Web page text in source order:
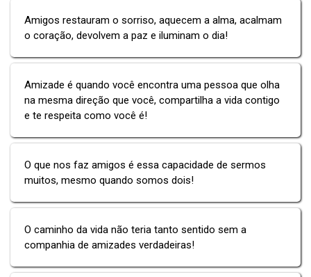
Amigos restauram o sorriso, aquecem a alma, acalmam
o coração, devolvem a paz e iluminam o dia!
Amizade é quando você encontra uma pessoa que olha
na mesma direção que você, compartilha a vida contigo
e te respeita como você é!
O que nos faz amigos é essa capacidade de sermos
muitos, mesmo quando somos dois!
O caminho da vida não teria tanto sentido sem a
companhia de amizades verdadeiras!